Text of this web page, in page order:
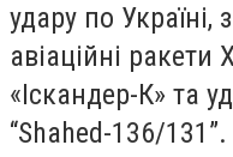
удару по Україні,
авіаційні ракети
«Іскандер-К» та
“Shahed-136/131”.